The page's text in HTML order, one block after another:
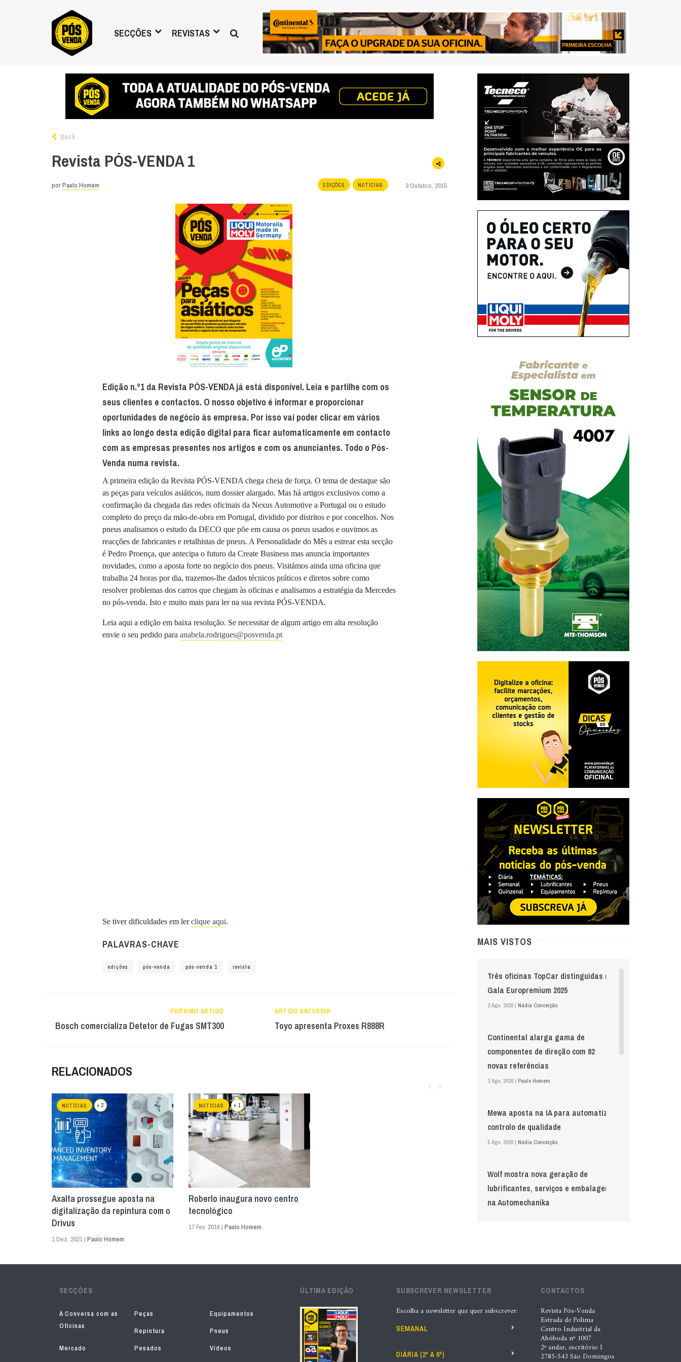
SECÇÕES REVISTAS
Back
Revista PÓS-VENDA 1
porPaulo Homem EDIÇÕES NOTÍCIAS 3 Outubro, 2015
Edição n.º1 da Revista PÓS-VENDA já está disponível. Leia e partilhe com os
seus clientes e contactos. O nosso objetivo é informar e proporcionar
oportunidades de negócio às empresa. Por isso vai poder clicar em vários
links ao longo desta edição digital para ficar automaticamente em contacto
com as empresas presentes nos artigos e com os anunciantes. Todo o Pós-
Venda numa revista.
A primeira edição da Revista PÓS-VENDA chega cheia de força. O tema de destaque são
as peças para veículos asiáticos, num dossier alargado. Mas há artigos exclusivos como a
confirmação da chegada das redes oficinais da Nexus Automotive a Portugal ou o estudo
completo do preço da mão-de-obra em Portugal, dividido por distritos e por concelhos. Nos
pneus analisamos o estudo da DECO que põe em causa os pneus usados e ouvimos as
reacções de fabricantes e retalhistas de pneus. A Personalidade do Mês a estrear esta secção
é Pedro Proença, que antecipa o futuro da Create Business mas anuncia importantes
novidades, como a aposta forte no negócio dos pneus. Visitámos ainda uma oficina que
trabalha 24 horas por dia, trazemos-lhe dados técnicos práticos e diretos sobre como
resolver problemas dos carros que chegam às oficinas e analisamos a estratégia da Mercedes
no pós-venda. Isto e muito mais para ler na sua revista PÓS-VENDA.
Leia aqui a edição em baixa resolução. Se necessitar de algum artigo em alta resolução
envie o seu pedido para anabela.rodrigues@posvenda.pt
Se tiver dificuldades em lerclique aqui.
PALAVRAS-CHAVE
edições pós-venda pós-venda 1 revista
PRÓXIMO ARTIGO
Bosch comercializa Detetor de Fugas SMT300
ARTIGO ANTERIOR
Toyo apresenta Proxes R888R
RELACIONADOS
NOTÍCIAS + 2
Axalta prossegue aposta na
digitalização da repintura com o
Drivus
1 Dez. 2021 | Paulo Homem
NOTÍCIAS + 1
Roberlo inaugura novo centro
tecnológico
17 Fev. 2016 | Paulo Homem
MAIS VISTOS
Três oficinas TopCar distinguidas na
Gala Europremium 2025
3 Ago. 2026 | Nádia Conceição
Continental alarga gama de
componentes de direção com 82
novas referências
3 Ago. 2026 | Paulo Homem
Mewa aposta na IA para automatizar
controlo de qualidade
5 Ago. 2026 | Nádia Conceição
Wolf mostra nova geração de
lubrificantes, serviços e embalagens
na Automechanika
exclusiva da Laufenn em Portugal
Acionistas da AkzoNobel e da Axalta
aprovam fusão
Paulo Homem
SECÇÕES
À Conversa com as
Oficinas
Peças
Equipamentos
Repintura
Pneus
Mercado
Pesados
Vídeos
ÚLTIMA EDIÇÃO SUBSCREVER NEWSLETTER
Escolha a newsletter que quer subscrever:
SEMANAL
DIÁRIA (2ª A 6ª)
CONTACTOS
Revista Pós-Venda
Estrada de Polima
Centro Industrial da
Abóboda nº 1007
2º andar, escritório I
2785-543 São Domingos